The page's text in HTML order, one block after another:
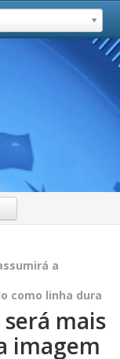
a
como linha dura
mais
imagem